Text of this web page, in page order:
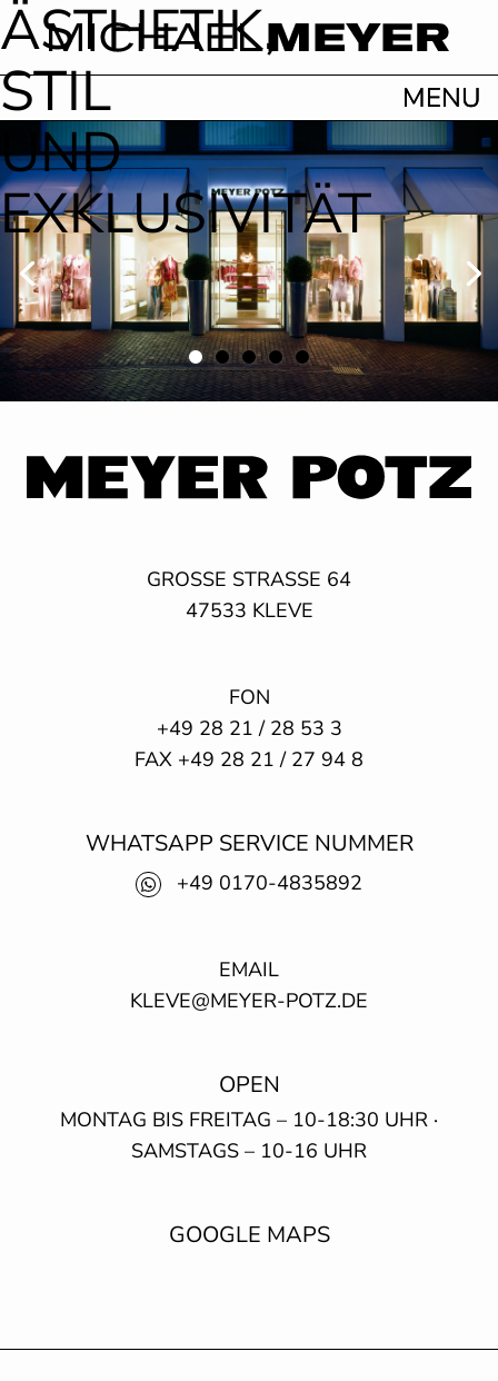
ÄSTHETIK,
STIL
UND
EXKLUSIVITÄT
GROSSE STRASSE 64
47533 KLEVE
FON
+49 28 21 / 28 53 3
FAX +49 28 21 / 27 94 8
WHATSAPP SERVICE NUMMER
+49 0170-4835892
EMAIL
KLEVE@­MEYER-POTZ.DE
OPEN
MONTAG BIS FREITAG – 10-18:30 UHR ·
SAMSTAGS – 10-16 UHR
GOOGLE MAPS